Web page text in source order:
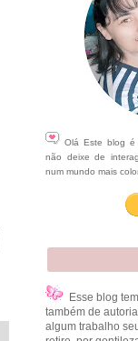
Olá Este blog é
não deixe de
num mundo mais
Esse blog
também de
algum trabalho